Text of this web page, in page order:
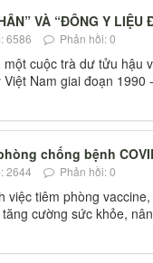
VÀ “ĐÔNG Y LIỆU
6586 Phản hồi: 0
cuộc trà dư tửu hậu
Nam giai đoạn
chống bệnh
2644 Phản hồi: 0
tiêm phòng
cường sức khỏe,